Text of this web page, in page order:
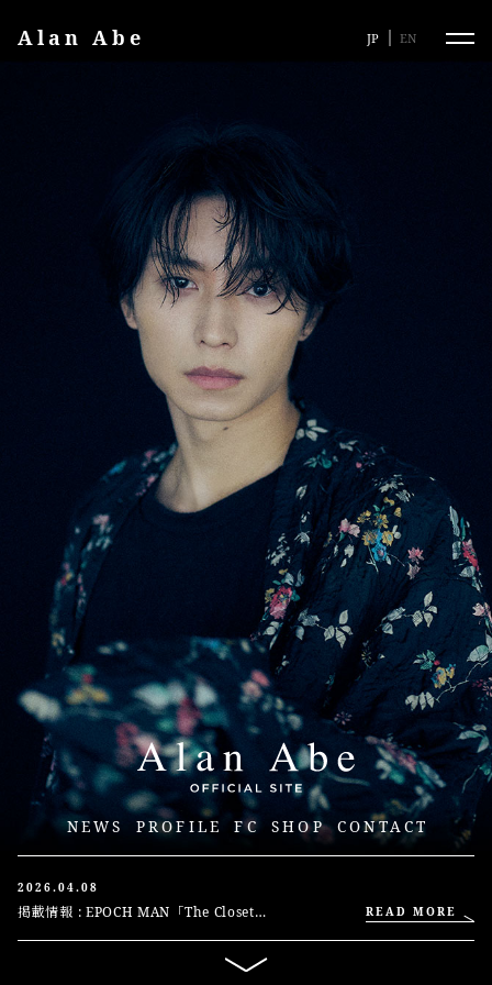
Alan Abe JP EN
NEWS PROFILE FC SHOP CONTACT
2026.04.08
掲載情報 : EPOCH MAN「The Closet
READ MORE